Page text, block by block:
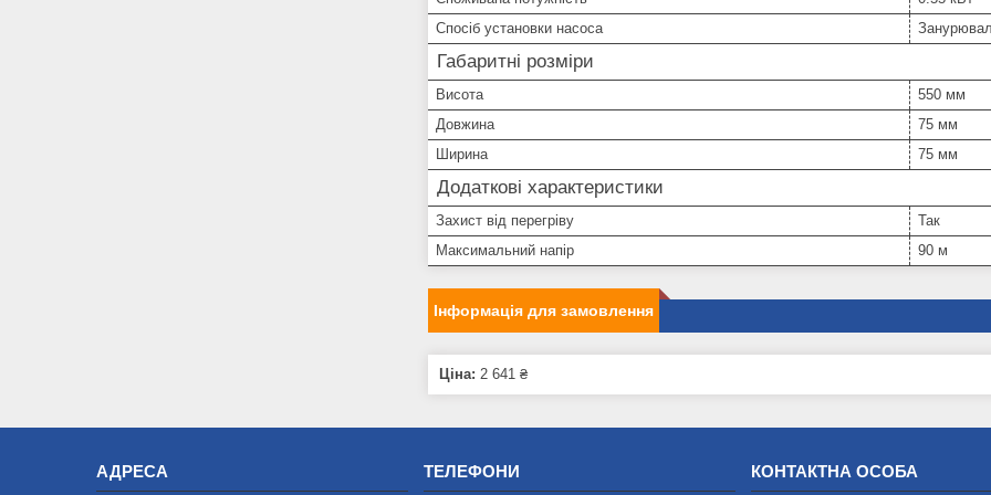
Спосіб установки насоса
Габаритні розміри
Висота
550 мм
Довжина
75 мм
Ширина
75 мм
Додаткові характеристики
Захист від перегріву
Так
Максимальний напір
90 м
Інформація для замовлення
Ціна: 2 641 ₴